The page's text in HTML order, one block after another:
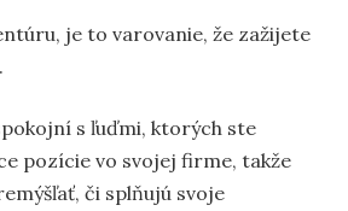
je to varovanie, že zažijete
s ľuďmi, ktorých ste
pozície vo svojej firme, takže
či splňujú svoje